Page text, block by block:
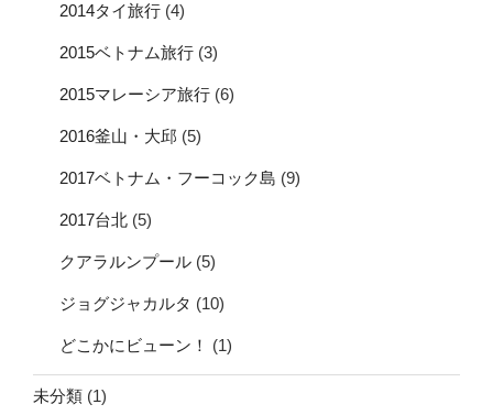
2014タイ旅行 (4)
2015ベトナム旅行 (3)
2015マレーシア旅行 (6)
2016釜山・大邱 (5)
2017ベトナム・フーコック島 (9)
2017台北 (5)
クアラルンプール (5)
ジョグジャカルタ (10)
どこかにビューン！ (1)
未分類 (1)